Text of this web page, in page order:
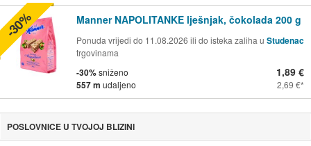
Manner NAPOLITANKE lješnjak, čokolada 200 g
Ponuda vrijedi do 11.08.2026 ili do isteka zaliha u Studenac
trgovinama
-30%sniženo
557 m udaljeno
1,89 €
2,69 €
-30%
POSLOVNICE U TVOJOJ BLIZINI